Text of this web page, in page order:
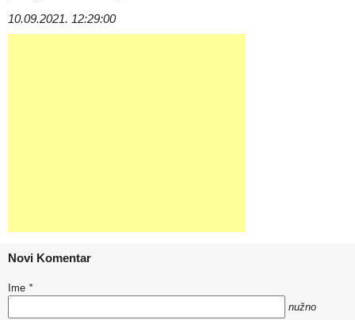
10.09.2021. 12:29:00
Novi Komentar
Ime *
nužno